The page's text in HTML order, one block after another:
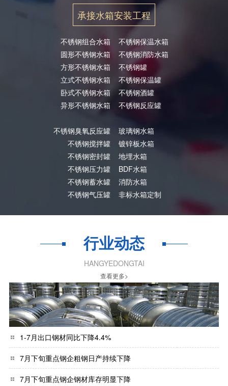
承接水箱安装工程
不锈钢组合水箱
圆形不锈钢水箱
方形不锈钢水箱
立式不锈钢水箱
卧式不锈钢水箱
异形不锈钢水箱
不锈钢臭氧反应罐
不锈钢搅拌罐
不锈钢密封罐
不锈钢压力罐
不锈钢蓄水罐
不锈钢气压罐
不锈钢保温水箱
不锈钢消防水箱
不锈钢罐
不锈钢保温罐
不锈钢酒罐
不锈钢反应罐
玻璃钢水箱
镀锌板水箱
地埋水箱
BDF水箱
消防水箱
非标水箱定制
行业动态
HANGYEDONGTAI
查看更多>
1-7月出口钢材同比下降4.4%
7月下旬重点钢企粗钢日产持续下降
7月下旬重点钢企钢材库存明显下降